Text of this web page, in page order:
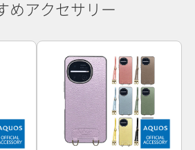
めアクセサリー